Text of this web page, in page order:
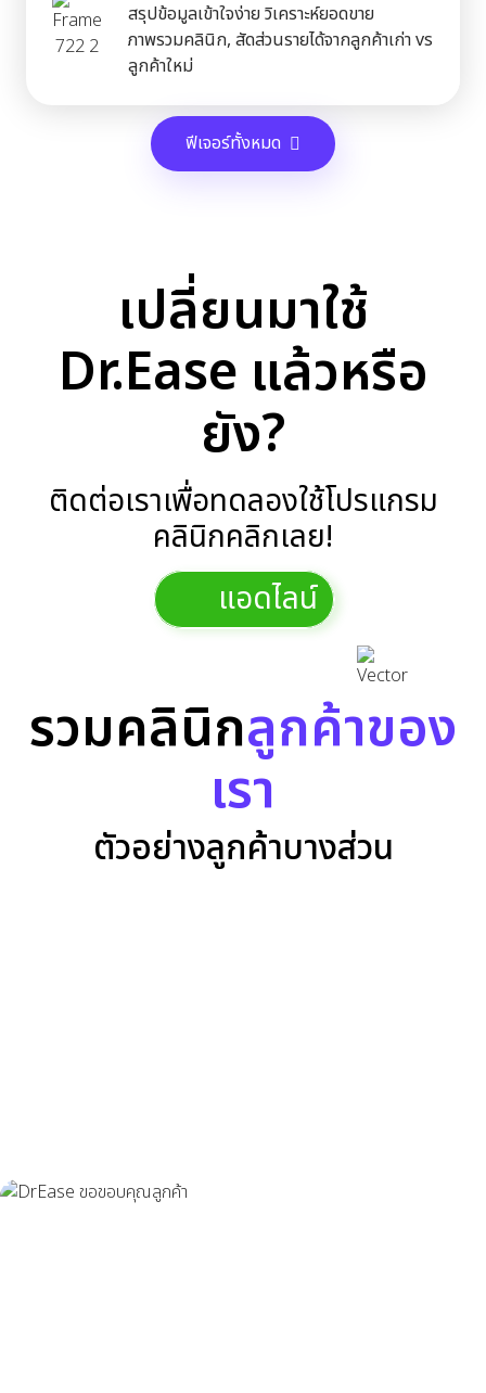
สรุปข้อมูลเข้าใจง่าย วิเคราะห์ยอดขาย
ภาพรวมคลินิก, สัดส่วนรายได้จากลูกค้าเก่า vs
ลูกค้าใหม่
ฟีเจอร์ทั้งหมด
เปลี่ยนมาใช้
Dr.Ease แล้วหรือ
ยัง?
ติดต่อเราเพื่อทดลองใช้โปรแกรม
คลินิกคลิกเลย!
แอดไลน์
รวมคลินิกลูกค้าของ
เรา
ตัวอย่างลูกค้าบางส่วน